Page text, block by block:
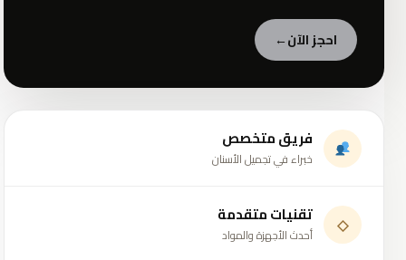
احجز الآن←
فريق متخصص
خبراء في تجميل الأسنان
◇ تقنيات متقدمة
أحدث الأجهزة والمواد